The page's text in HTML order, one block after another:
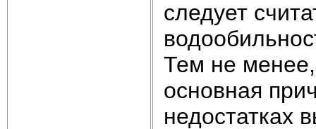
следует
Тем не
основная
недостатках